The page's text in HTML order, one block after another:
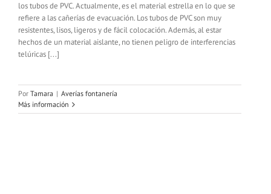
los tubos de PVC. Actualmente, es el material estrella en lo que se
refiere a las cañerías de evacuación. Los tubos de PVC son muy
resistentes, lisos, ligeros y de fácil colocación. Además, al estar
hechos de un material aislante, no tienen peligro de interferencias
telúricas [...]
Por Tamara | Averías fontanería
Más información